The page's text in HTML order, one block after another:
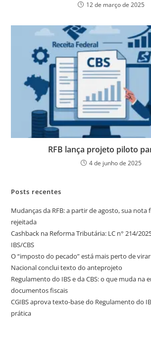
12 de março de 2025
RFB lança projeto piloto
4 de junho de 2025
Posts recentes
Mudanças da RFB: a partir de agosto, sua nota
rejeitada
Cashback na Reforma Tributária: LC n° 214/
IBS/CBS
O “imposto do pecado” está mais perto de
Nacional conclui texto do anteprojeto
Regulamento do IBS e da CBS: o que muda na
documentos fiscais
CGIBS aprova texto-base do Regulamento do
prática